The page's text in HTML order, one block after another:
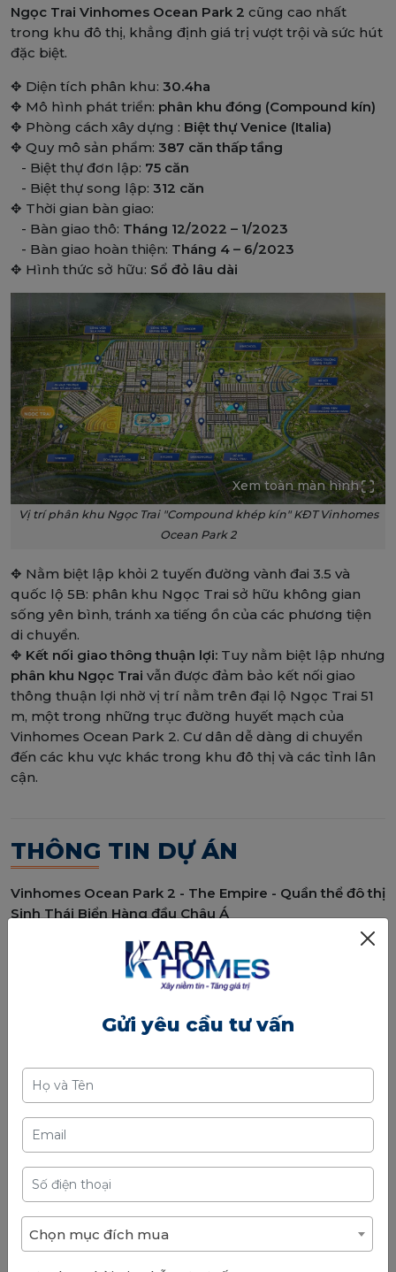
Ngọc Trai Vinhomes Ocean Park 2 cũng cao nhất
trong khu đô thị, khẳng định giá trị vượt trội và sức hút
đặc biệt.
✥ Diện tích phân khu: 30.4ha
✥ Mô hình phát triển: phân khu đóng (Compound kín)
✥ Phòng cách xây dựng : Biệt thự Venice (Italia)
✥ Quy mô sản phẩm: 387 căn thấp tầng
- Biệt thự đơn lập: 75 căn
- Biệt thự song lập: 312 căn
✥ Thời gian bàn giao:
- Bàn giao thô: Tháng 12/2022 – 1/2023
- Bàn giao hoàn thiện: Tháng 4 – 6/2023
✥ Hình thức sở hữu: Sổ đỏ lâu dài
Xem toàn màn hình
Vị trí phân khu Ngọc Trai "Compound khép kín" KĐT Vinhomes
Ocean Park 2
✥ Nằm biệt lập khỏi 2 tuyến đường vành đai 3.5 và
quốc lộ 5B: phân khu Ngọc Trai sở hữu không gian
sống yên bình, tránh xa tiếng ồn của các phương tiện
di chuyển.
✥ Kết nối giao thông thuận lợi: Tuy nằm biệt lập nhưng
phân khu Ngọc Trai vẫn được đảm bảo kết nối giao
thông thuận lợi nhờ vị trí nằm trên đại lộ Ngọc Trai 51
m, một trong những trục đường huyết mạch của
Vinhomes Ocean Park 2. Cư dân dễ dàng di chuyển
đến các khu vực khác trong khu đô thị và các tỉnh lân
cận.
THÔNG TIN DỰ ÁN
Vinhomes Ocean Park 2 - The Empire - Quần thể đô thị
Sinh Thái Biển Hàng đầu Châu Á
hiện đại với đa dạng phong cách kiến trúc độc đáo,
sinh động như Địa Trung Hải, Morocco, Pháp, Đông
Dương, Monaco, Venice.
Vinhomes Ocean Park 2 - The Empire
đủ các công trình nội, ngoại khu đa dạng, phong phú,
giúp cộng đồng cư dân tương lai có một cuộc sống
phồn vinh, thịnh vượng và còn là cơ hội mang lại những
giá trị to lớn cho các nhà đầu tư bất động sản trên cả
nước.
Gửi yêu cầu tư vấn
Chọn mục đích mua